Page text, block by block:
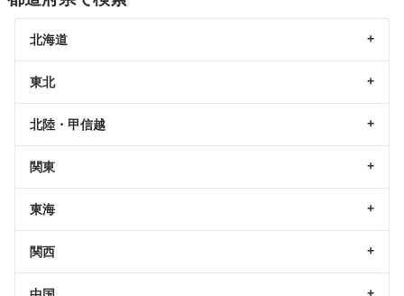
北海道
東北
北陸・甲信越
関東
東海
関西